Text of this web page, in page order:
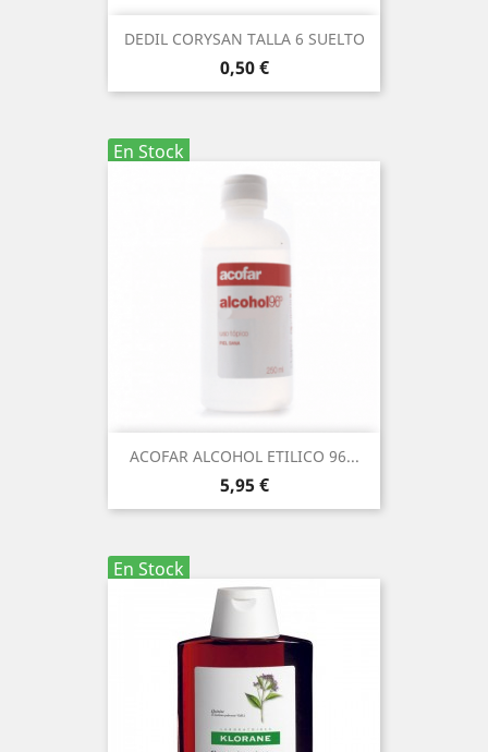
DEDIL CORYSAN TALLA 6 SUELTO
Precio
0,50 €
En Stock
ACOFAR ALCOHOL ETILICO 96...
Precio
5,95 €
En Stock